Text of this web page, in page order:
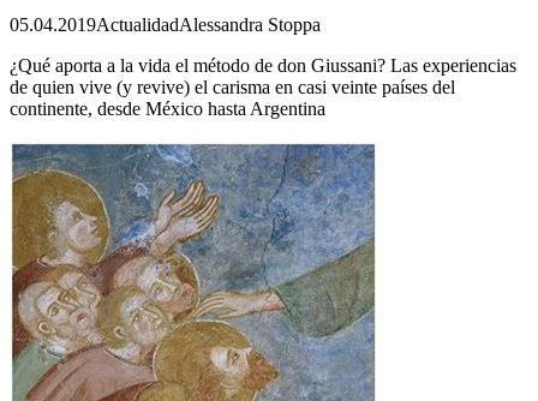
05.04.2019ActualidadAlessandra Stoppa
¿Qué aporta a la vida el método de don Giussani? Las experiencias
de quien vive (y revive) el carisma en casi veinte países del
continente, desde México hasta Argentina